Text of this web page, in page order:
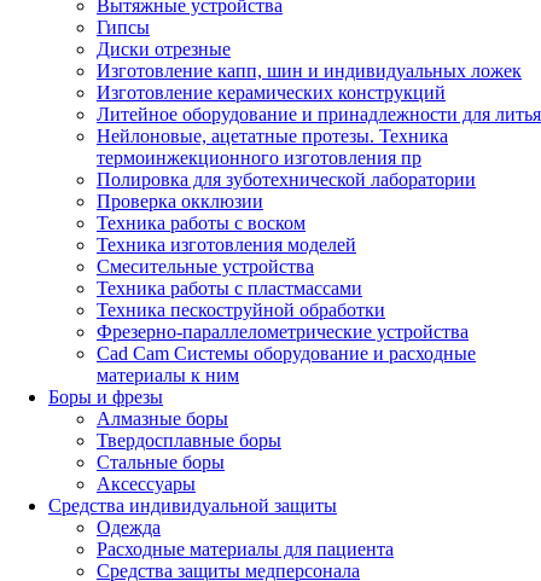
Вытяжные устройства
Гипсы
Диски отрезные
Изготовление капп, шин и индивидуальных ложек
Изготовление керамических конструкций
Литейное оборудование и принадлежности для литья
Нейлоновые, ацетатные протезы. Техника
термоинжекционного изготовления пр
Полировка для зуботехнической лаборатории
Проверка окклюзии
Техника работы с воском
Техника изготовления моделей
Смесительные устройства
Техника работы с пластмассами
Техника пескоструйной обработки
Фрезерно-параллелометрические устройства
Cad Cam Системы оборудование и расходные
материалы к ним
Боры и фрезы
Алмазные боры
Твердосплавные боры
Стальные боры
Аксессуары
Средства индивидуальной защиты
Одежда
Расходные материалы для пациента
Средства защиты медперсонала